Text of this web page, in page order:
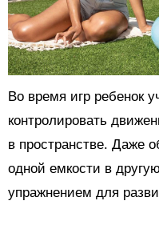
Во время игр ребенок
контролировать
в пространстве. Даже
одной емкости в
упражнением для